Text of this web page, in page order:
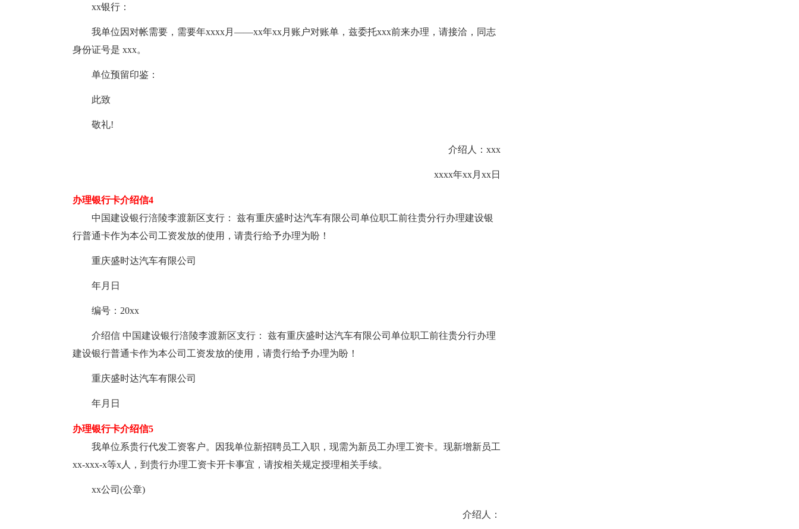
xx银行：
我单位因对帐需要，需要年xxxx月——xx年xx月账户对账单，兹委托xxx前来办理，请接洽，同志
身份证号是 xxx。
单位预留印鉴：
此致
敬礼!
介绍人：xxx
xxxx年xx月xx日
办理银行卡介绍信4
中国建设银行涪陵李渡新区支行： 兹有重庆盛时达汽车有限公司单位职工前往贵分行办理建设银
行普通卡作为本公司工资发放的使用，请贵行给予办理为盼！
重庆盛时达汽车有限公司
年月日
编号：20xx
介绍信 中国建设银行涪陵李渡新区支行： 兹有重庆盛时达汽车有限公司单位职工前往贵分行办理
建设银行普通卡作为本公司工资发放的使用，请贵行给予办理为盼！
重庆盛时达汽车有限公司
年月日
办理银行卡介绍信5
我单位系贵行代发工资客户。因我单位新招聘员工入职，现需为新员工办理工资卡。现新增新员工
xx-xxx-x等x人，到贵行办理工资卡开卡事宜，请按相关规定授理相关手续。
xx公司(公章)
介绍人：